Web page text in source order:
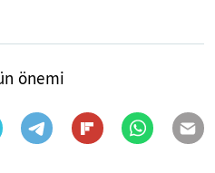
önemi